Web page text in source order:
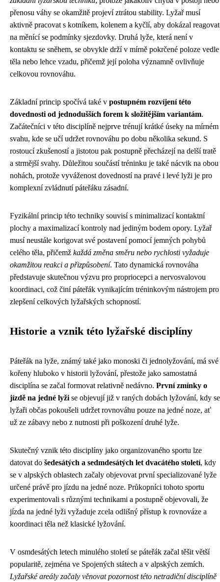
přenosu váhy se okamžitě projeví ztrátou stability. Lyžař musí
aktivně pracovat s kotníkem, kolenem a kyčlí, aby dokázal reagovat
na měnící se podmínky sjezdovky. Druhá lyže, která není v
kontaktu se sněhem, se obvykle drží v mírně pokrčené poloze vedle
těla nebo lehce vzadu, přičemž její poloha významně ovlivňuje
celkovou rovnováhu.
Základní princip spočívá také v postupném rozvíjení této
dovednosti od jednodušších forem k složitějším variantám.
Začátečníci v této disciplíně nejprve trénují krátké úseky na mírném
svahu, kde se učí udržet rovnováhu po dobu několika sekund. S
rostoucí zkušeností a jistotou pak postupně přecházejí na delší tratě
a strmější svahy. Důležitou součástí tréninku je také nácvik na obou
nohách, protože vyváženost dovedností na pravé i levé lyži je pro
komplexní zvládnutí páteřáku zásadní.
Fyzikální princip této techniky souvisí s minimalizací kontaktní
plochy a maximalizací kontroly nad jediným bodem opory. Lyžař
musí neustále korigovat své postavení pomocí jemných pohybů
celého těla, přičemž každá změna směru nebo rychlosti vyžaduje
okamžitou reakci a přizpůsobení. Tato dynamická rovnováha
představuje skutečnou výzvu pro propriocepci a nervosvalovou
koordinaci, což činí páteřák vynikajícím tréninkovým nástrojem pro
zlepšení celkových lyžařských schopností.
Historie a vznik této lyžařské disciplíny
Páteřák na lyže, známý také jako monoski či jednolyžování, má své
kořeny hluboko v historii lyžování, přestože jako samostatná
disciplína se začal formovat relativně nedávno. První zmínky o
jízdě na jedné lyži se objevují již v raných dobách lyžování, kdy se
lyžaři občas pokoušeli udržet rovnováhu pouze na jedné noze, ať
už ze zábavy nebo z nutnosti při poškození druhé lyže.
Skutečný vznik této disciplíny jako organizovaného sportu lze
datovat do šedesátých a sedmdesátých let dvacátého století, kdy
se v alpských oblastech začaly objevovat první specializované lyže
určené právě pro jízdu na jedné noze. Průkopníci tohoto sportu
experimentovali s různými technikami a postupně objevovali, že
jízda na jedné lyži vyžaduje zcela odlišný přístup k rovnováze a
koordinaci těla než klasické lyžování.
V osmdesátých letech minulého století se páteřák začal těšit větší
popularitě, zejména ve Spojených státech a v alpských zemích.
Lyžařské areály začaly věnovat pozornost této netradiční disciplíně